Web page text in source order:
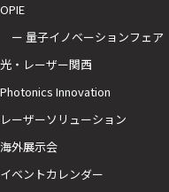
OPIE
ー 量子イノベーションフェア
光・レーザー関西
Photonics Innovation
レーザーソリューション
海外展示会
イベントカレンダー